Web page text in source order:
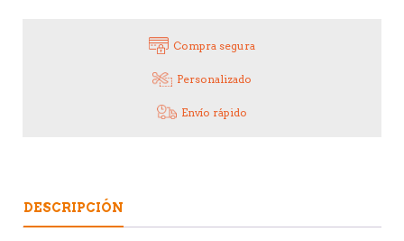
Compra segura
Personalizado
Envío rápido
DESCRIPCIÓN